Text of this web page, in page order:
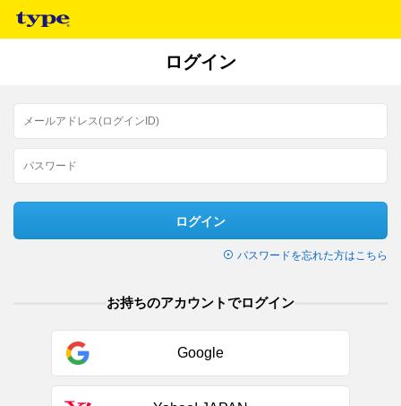
ログイン
ログイン
パスワードを忘れた方はこちら
お持ちのアカウントでログイン
Google